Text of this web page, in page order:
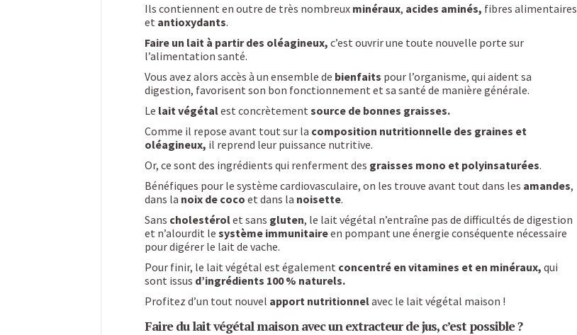
Ils contiennent en outre de très nombreux minéraux, acides aminés, fibres alimentaires
et antioxydants.
Faire un lait à partir des oléagineux, c’est ouvrir une toute nouvelle porte sur
l’alimentation santé.
Vous avez alors accès à un ensemble de bienfaits pour l’organisme, qui aident sa
digestion, favorisent son bon fonctionnement et sa santé de manière générale.
Le lait végétalest concrètement source de bonnes graisses.
Comme il repose avant tout sur la composition nutritionnelle des graines et
oléagineux, il reprend leur puissance nutritive.
Or, ce sont des ingrédients qui renferment des graisses mono et polyinsaturées.
Bénéfiques pour le système cardiovasculaire, on les trouve avant tout dans les amandes,
dans la noix de coco et dans la noisette.
Sans cholestérolet sans gluten, le lait végétal n’entraîne pas de difficultés de digestion
et n’alourdit le système immunitaireen pompant une énergie conséquente nécessaire
pour digérer le lait de vache.
Pour finir, le lait végétal est également concentré en vitamines et en minéraux, qui
sont issus d’ingrédients 100 % naturels.
Profitez d’un tout nouvel apport nutritionnelavec le lait végétal maison !
Faire du lait végétal maison avec un extracteur de jus, c’est possible ?